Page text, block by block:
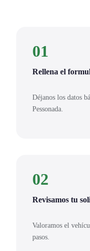
01
Rellena el
Déjanos los datos
Pessonada.
02
Revisamos tu
Valoramos el
pasos.